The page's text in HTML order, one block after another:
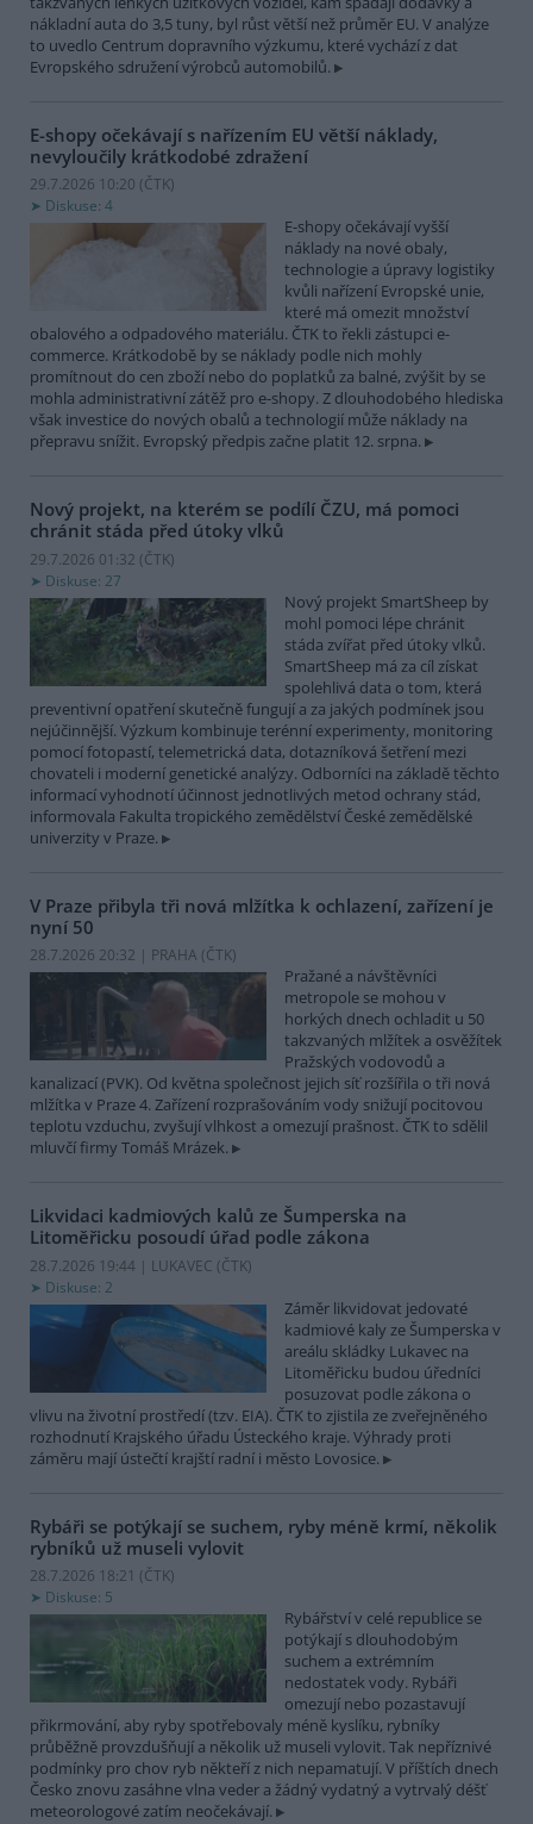
nákladní auta do 3,5 tuny, byl růst větší než průměr EU. V analýze
to uvedlo Centrum dopravního výzkumu, které vychází z dat
Evropského sdružení výrobců automobilů.
E-shopy očekávají s nařízením EU větší náklady,
nevyloučily krátkodobé zdražení
29.7.2026 10:20 (ČTK)
Diskuse: 4
E-shopy očekávají vyšší
náklady na nové obaly,
technologie a úpravy logistiky
kvůli nařízení Evropské unie,
které má omezit množství
obalového a odpadového materiálu. ČTK to řekli zástupci e-
commerce. Krátkodobě by se náklady podle nich mohly
promítnout do cen zboží nebo do poplatků za balné, zvýšit by se
mohla administrativní zátěž pro e-shopy. Z dlouhodobého hlediska
však investice do nových obalů a technologií může náklady na
přepravu snížit. Evropský předpis začne platit 12. srpna.
Nový projekt, na kterém se podílí ČZU, má pomoci
chránit stáda před útoky vlků
29.7.2026 01:32 (ČTK)
Diskuse: 27
Nový projekt SmartSheep by
mohl pomoci lépe chránit
stáda zvířat před útoky vlků.
SmartSheep má za cíl získat
spolehlivá data o tom, která
preventivní opatření skutečně fungují a za jakých podmínek jsou
nejúčinnější. Výzkum kombinuje terénní experimenty, monitoring
pomocí fotopastí, telemetrická data, dotazníková šetření mezi
chovateli i moderní genetické analýzy. Odborníci na základě těchto
informací vyhodnotí účinnost jednotlivých metod ochrany stád,
informovala Fakulta tropického zemědělství České zemědělské
univerzity v Praze.
V Praze přibyla tři nová mlžítka k ochlazení, zařízení je
nyní 50
28.7.2026 20:32 | PRAHA (ČTK)
Pražané a návštěvníci
metropole se mohou v
horkých dnech ochladit u 50
takzvaných mlžítek a osvěžítek
Pražských vodovodů a
kanalizací (PVK). Od května společnost jejich síť rozšířila o tři nová
mlžítka v Praze 4. Zařízení rozprašováním vody snižují pocitovou
teplotu vzduchu, zvyšují vlhkost a omezují prašnost. ČTK to sdělil
mluvčí firmy Tomáš Mrázek.
Likvidaci kadmiových kalů ze Šumperska na
Litoměřicku posoudí úřad podle zákona
28.7.2026 19:44 | LUKAVEC (ČTK)
Diskuse: 2
Záměr likvidovat jedovaté
kadmiové kaly ze Šumperska v
areálu skládky Lukavec na
Litoměřicku budou úředníci
posuzovat podle zákona o
vlivu na životní prostředí (tzv. EIA). ČTK to zjistila ze zveřejněného
rozhodnutí Krajského úřadu Ústeckého kraje. Výhrady proti
záměru mají ústečtí krajští radní i město Lovosice.
Rybáři se potýkají se suchem, ryby méně krmí, několik
rybníků už museli vylovit
28.7.2026 18:21 (ČTK)
Diskuse: 5
Rybářství v celé republice se
potýkají s dlouhodobým
suchem a extrémním
nedostatek vody. Rybáři
omezují nebo pozastavují
přikrmování, aby ryby spotřebovaly méně kyslíku, rybníky
průběžně provzdušňují a několik už museli vylovit. Tak nepříznivé
podmínky pro chov ryb někteří z nich nepamatují. V příštích dnech
Česko znovu zasáhne vlna veder a žádný vydatný a vytrvalý déšť
meteorologové zatím neočekávají.